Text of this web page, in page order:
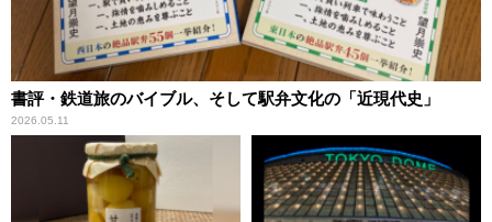
書評・鉄道旅のバイブル、そして駅弁文化の「近現代史」
2026.05.11